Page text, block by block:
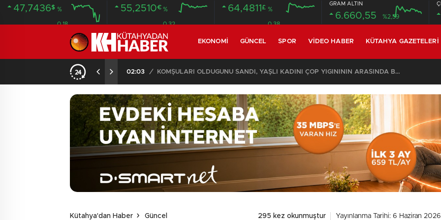
47,7436$ %
0.18
55,2510€ %
0.32
64,4811 £ %
0.38
GRAM ALTIN
6.660,55 %2,59
EKONOMI GÜNCEL SPOR VIDEO HABER KÜTAHYA GAZETELERI
02:03 / KOMŞULARI ÖLDÜĞÜNÜ SANDI, YAŞLI KADINI ÇÖP YIĞINININ ARASINDA BULUNDU
Kütahya'dan Haber Güncel 295 kez okunmuştur Yayınlanma Tarihi: 6 Haziran